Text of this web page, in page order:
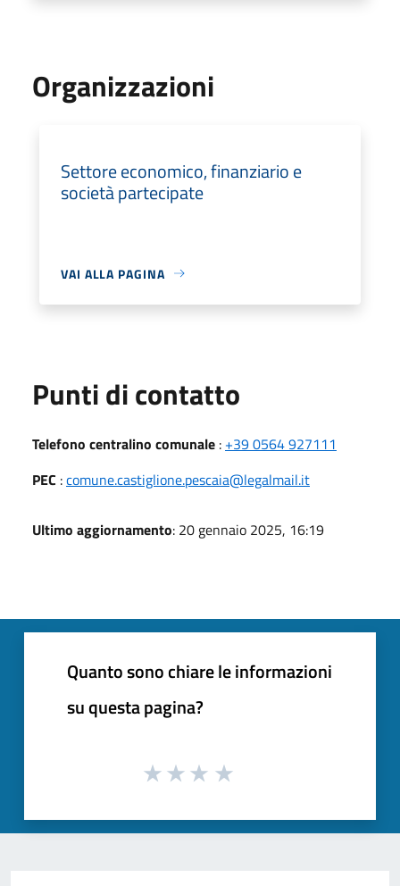
Organizzazioni
Settore economico, finanziario e
società partecipate
VAI ALLA PAGINA
Punti di contatto
Telefono centralino comunale : +39 0564 927111
PEC :comune.castiglione.pescaia@legalmail.it
Ultimo aggiornamento: 20 gennaio 2025, 16:19
Quanto sono chiare le informazioni
su questa pagina?